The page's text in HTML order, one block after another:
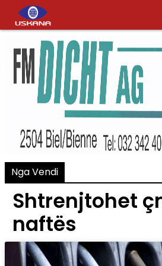
Nga Vendi
Shtrenjtohet
naftës